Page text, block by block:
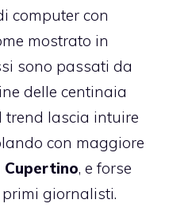
computer con
mostrato in
sono passati da
delle centinaia
trend lascia intuire
con maggiore
Cupertino, e forse
giornalisti.